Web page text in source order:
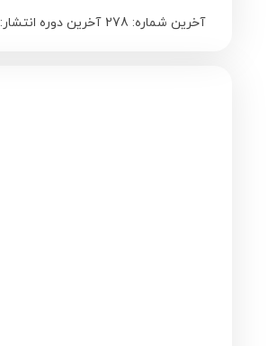
آخرین شماره: 278 آخرین دوره انتشار: 25